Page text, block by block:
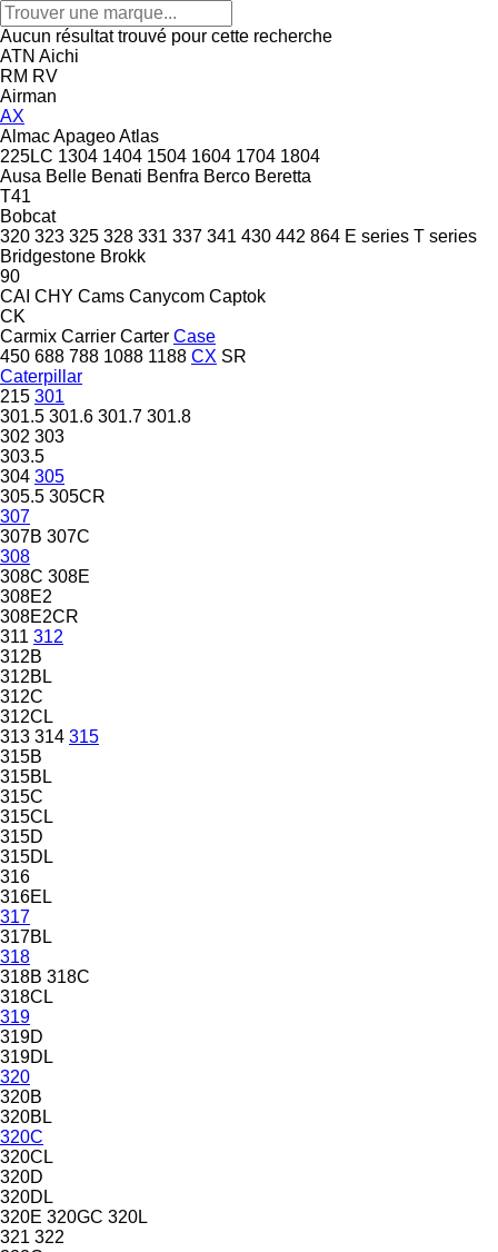
Aucun résultat trouvé pour cette recherche
ATN Aichi
RM RV
Airman
AX
AlmacApageoAtlas
225LC 1304 1404 1504 1604 1704 1804
Ausa Belle Benati Benfra Berco Beretta
T41
Bobcat
320 323 325 328 331 337 341 430 442 864 E series T series
Bridgestone Brokk
90
CAI CHY Cams Canycom Captok
CK
Carmix Carrier Carter Case
450 688 788 1088 1188 CX SR
Caterpillar
215 301
301.5 301.6 301.7 301.8
302 303
303.5
304 305
305.5 305CR
307
307B 307C
308
308C 308E
308E2
308E2CR
311 312
312B
312BL
312C
312CL
313 314 315
315B
315BL
315C
315CL
315D
315DL
316
316EL
317
317BL
318
318B 318C
318CL
319
319D
319DL
320
320B
320BL
320C
320CL
320D
320DL
320E 320GC 320L
321 322